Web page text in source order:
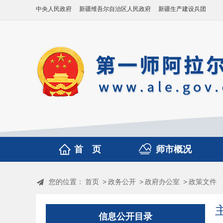
中央人民政府 新疆维吾尔自治区人民政府 新疆生产建设兵团
首 页 师市概况
您的位置： 首页 >政务公开 >政府办公室 >政策文件
信息公开目录